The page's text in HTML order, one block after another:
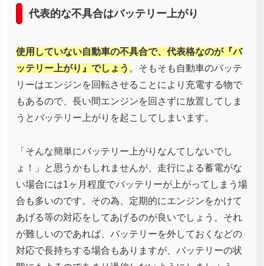
代表的な不具合はバッテリー上がり
使用していない自動車の不具合で、代表格なのが『バ
ッテリー上がり』でしょう 。そもそも自動車のバッテ
リーはエンジンを回転させることにより充電する物で
もあるので、長い間エンジンを回さずに放置してしま
うとバッテリー上がりを起こしてしまいます。
「そんな簡単にバッテリー上がりなんてしないでし
ょ！」と思うかもしれませんが、走行による蓄電がな
い場合には1ヶ月程度でバッテリーが上がってしまう場
合も多いのです。その為、定期的にエンジンをかけて
あげる等の対応をしてあげるのが良いでしょう。それ
が難しいのであれば、バッテリーを外しておくなどの
対応で長持ちする場合もありますが、バッテリーの状